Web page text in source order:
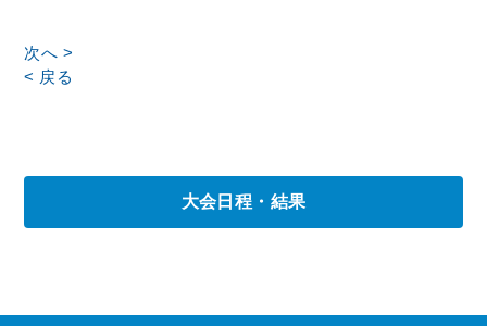
次へ >
< 戻る
大会日程・結果